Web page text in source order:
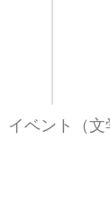
イベント（文